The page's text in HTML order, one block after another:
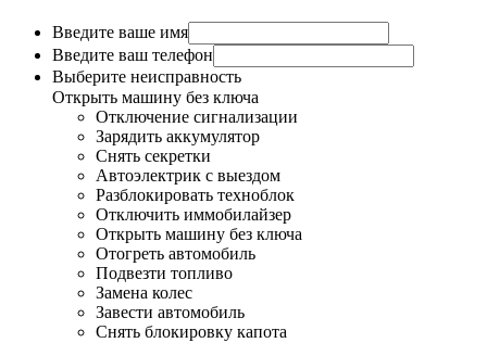
Введите ваше имя
Введите ваш телефон
Выберите неисправность
Открыть машину без ключа
Отключение сигнализации
Зарядить аккумулятор
Снять секретки
Автоэлектрик с выездом
Разблокировать техноблок
Отключить иммобилайзер
Открыть машину без ключа
Отогреть автомобиль
Подвезти топливо
Замена колес
Завести автомобиль
Снять блокировку капота